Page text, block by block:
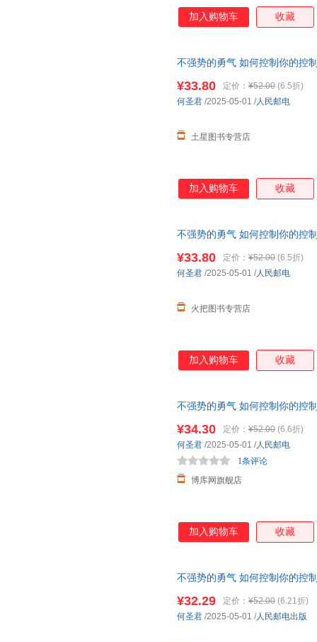
加入购物车 收藏
不强势的勇气 如何控制你的控
¥33.80 定价： ¥52.00 (6.5折)
土星图书专营店
何圣君 /2025-05-01 /人民邮电
加入购物车 收藏
不强势的勇气 如何控制你的控
¥33.80 定价： ¥52.00 (6.5折)
火把图书专营店
何圣君 /2025-05-01 /人民邮电
加入购物车 收藏
不强势的勇气 如何控制你的控
¥34.30 定价： ¥52.00 (6.6折)
博库网旗舰店
1条评论
何圣君 /2025-05-01 /人民邮电
加入购物车 收藏
不强势的勇气 如何控制你的控
¥32.29 定价： ¥52.00 (6.21折)
何圣君 /2025-05-01 /人民邮电出版